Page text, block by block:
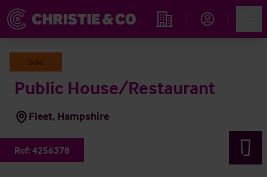
Immobiliensuche
Sold
Public House/Restaurant
Fleet, Hampshire
Ref: 4256378